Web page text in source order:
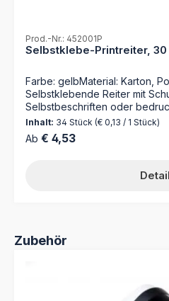
Prod.-Nr.: 452001P
Selbstklebe-Printreiter,
Farbe: gelbMaterial: Karton,
Selbstklebende Reiter mit
Selbstbeschriften oder
numerische Suchbegriffe 1
Sie zum Bedrucken unsere
https://www.mappei.de/de/
einen Druckservice nach
Inhalt: 34 Stück (€ 0,13 / 1 Stück)
Regulärer Preis:
Ab € 4,53
Produktgalerie überspringen
Zubehör